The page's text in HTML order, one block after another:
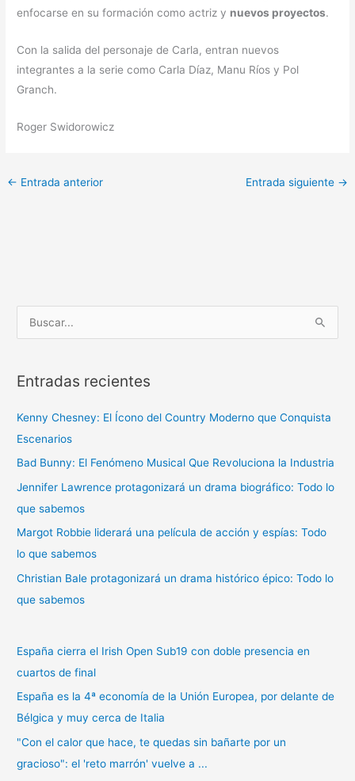
enfocarse en su formación como actriz y nuevos proyectos.
Con la salida del personaje de Carla, entran nuevos
integrantes a la serie como Carla Díaz, Manu Ríos y Pol
Granch.
Roger Swidorowicz
← Entrada anterior Entrada siguiente →
u
c
r
p
o
r
:
Entradas recientes
Kenny Chesney: El Ícono del Country Moderno que Conquista
Escenarios
Bad Bunny: El Fenómeno Musical Que Revoluciona la Industria
Jennifer Lawrence protagonizará un drama biográfico: Todo lo
que sabemos
Margot Robbie liderará una película de acción y espías: Todo
lo que sabemos
Christian Bale protagonizará un drama histórico épico: Todo lo
que sabemos
España cierra el Irish Open Sub19 con doble presencia en
cuartos de final
España es la 4ª economía de la Unión Europea, por delante de
Bélgica y muy cerca de Italia
"Con el calor que hace, te quedas sin bañarte por un
gracioso": el 'reto marrón' vuelve a ...